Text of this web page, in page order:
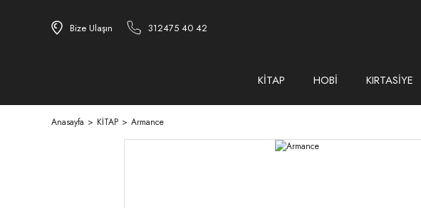
Bize Ulaşın 312475 40 42
KİTAP HOBİ KIRTASİYE
Anasayfa KİTAP Armance